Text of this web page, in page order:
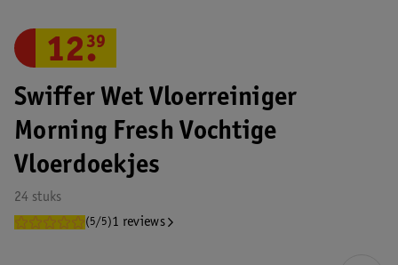
Swiffer Wet Vloerreiniger
Morning Fresh Vochtige
Vloerdoekjes
24 stuks
(5/5)1 reviews
12.
39